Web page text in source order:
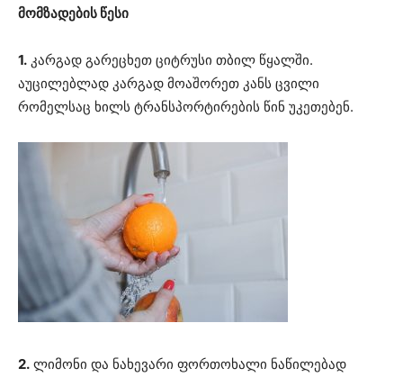
მომზადების წესი
1. კარგად გარეცხეთ ციტრუსი თბილ წყალში.
აუცილებლად კარგად მოაშორეთ კანს ცვილი
რომელსაც ხილს ტრანსპორტირების წინ უკეთებენ.
2. ლიმონი და ნახევარი ფორთოხალი ნაწილებად